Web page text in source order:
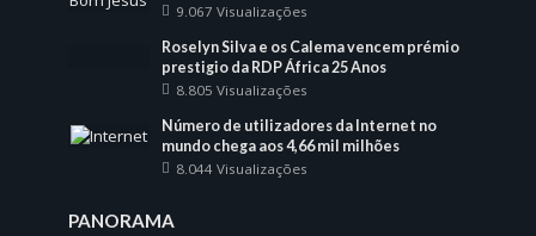
9.067 Visualizações
Roselyn Silva e os Calema vencem prémio
prestigio da RDP África 25 Anos
8.805 Visualizações
Número de utilizadores da Internet no
mundo chega aos 4,66 mil milhões
8.044 Visualizações
PANORAMA